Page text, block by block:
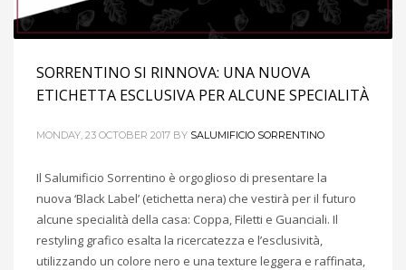
SORRENTINO SI RINNOVA: UNA NUOVA
ETICHETTA ESCLUSIVA PER ALCUNE SPECIALITÀ
MONDAY, 23 OCTOBER 2017 BY SALUMIFICIO SORRENTINO
Il Salumificio Sorrentino è orgoglioso di presentare la
nuova ‘Black Label’ (etichetta nera) che vestirà per il futuro
alcune specialità della casa: Coppa, Filetti e Guanciali. Il
restyling grafico esalta la ricercatezza e l’esclusività,
utilizzando un colore nero e una texture leggera e raffinata,